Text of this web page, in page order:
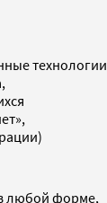
технологии
любой форме,